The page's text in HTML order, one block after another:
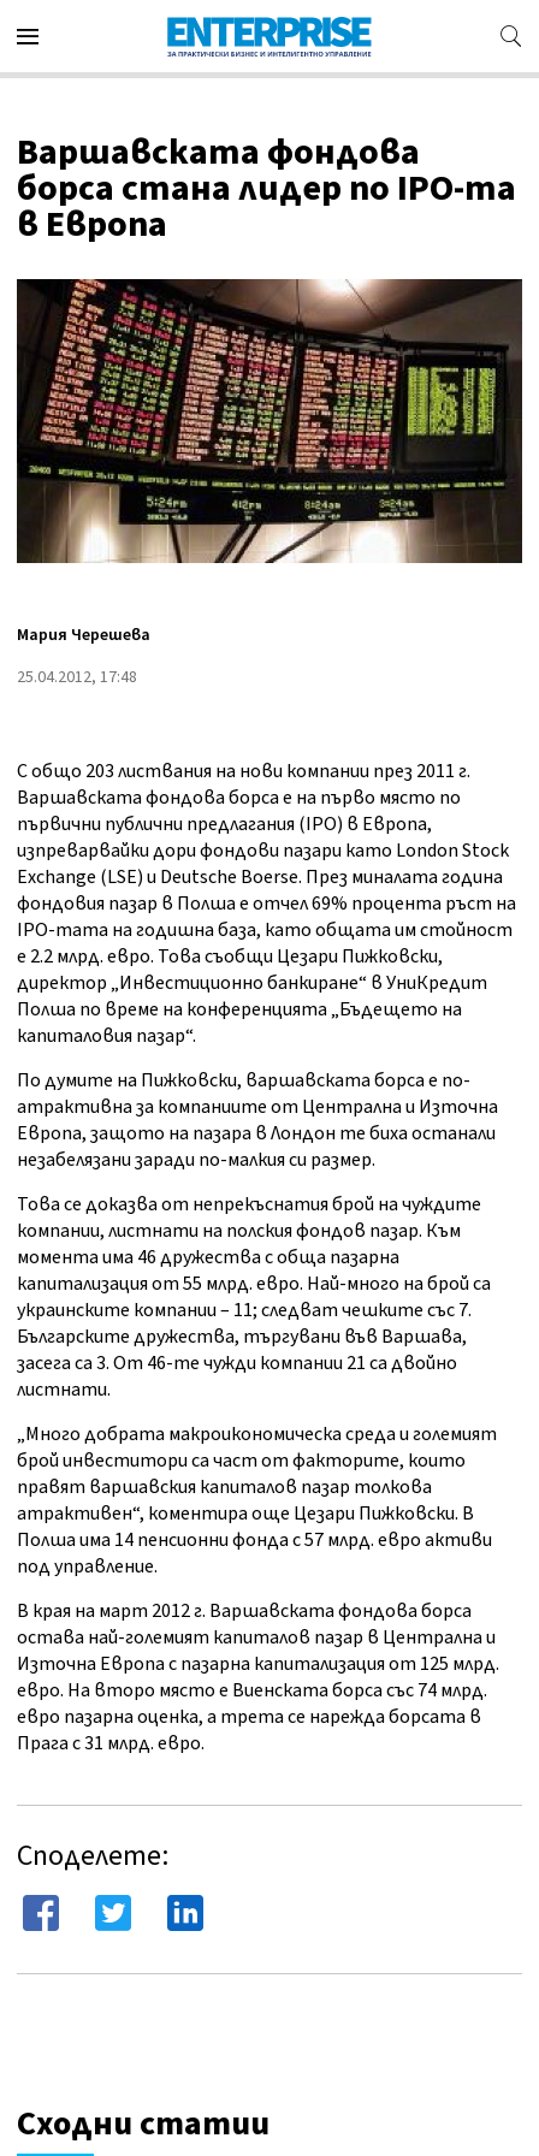
Варшавската фондова
борса стана лидер по IPO-та
в Европа
Мария Черешева
25.04.2012, 17:48
С общо 203 листвания на нови компании през 2011 г.
Варшавската фондова борса е на първо място по
първични публични предлагания (IPO) в Европа,
изпреварвайки дори фондови пазари като London Stock
Exchange (LSE) и Deutsche Boerse. През миналата година
фондовия пазар в Полша е отчел 69% процента ръст на
IPO-тата на годишна база, като общата им стойност
е 2.2 млрд. евро. Това съобщи Цезари Пижковски,
директор „Инвестиционно банкиране“ в УниКредит
Полша по време на конференцията „Бъдещето на
капиталовия пазар“.
По думите на Пижковски, варшавската борса е по-
атрактивна за компаниите от Централна и Източна
Европа, защото на пазара в Лондон те биха останали
незабелязани заради по-малкия си размер.
Това се доказва от непрекъснатия брой на чуждите
компании, листнати на полския фондов пазар. Към
момента има 46 дружества с обща пазарна
капитализация от 55 млрд. евро. Най-много на брой са
украинските компании – 11; следват чешките със 7.
Българските дружества, търгувани във Варшава,
засега са 3. От 46-те чужди компании 21 са двойно
листнати.
„Много добрата макроикономическа среда и големият
брой инвеститори са част от факторите, които
правят варшавския капиталов пазар толкова
атрактивен“, коментира още Цезари Пижковски. В
Полша има 14 пенсионни фонда с 57 млрд. евро активи
под управление.
В края на март 2012 г. Варшавската фондова борса
остава най-големият капиталов пазар в Централна и
Източна Европа с пазарна капитализация от 125 млрд.
евро. На второ място е Виенската борса със 74 млрд.
евро пазарна оценка, а трета се нарежда борсата в
Прага с 31 млрд. евро.
Споделете:
Сходни статии